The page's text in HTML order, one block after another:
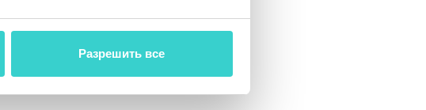
Разрешить все
можно